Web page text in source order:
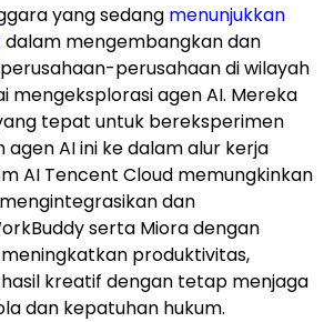
yang sedang menunjukkan
dalam mengembangkan dan
perusahaan di wilayah
mengeksplorasi agen AI. Mereka
tepat untuk bereksperimen
AI ini ke dalam alur kerja
AI Tencent Cloud memungkinkan
dan
serta Miora dengan
produktivitas,
kreatif dengan tetap menjaga
dan kepatuhan hukum.